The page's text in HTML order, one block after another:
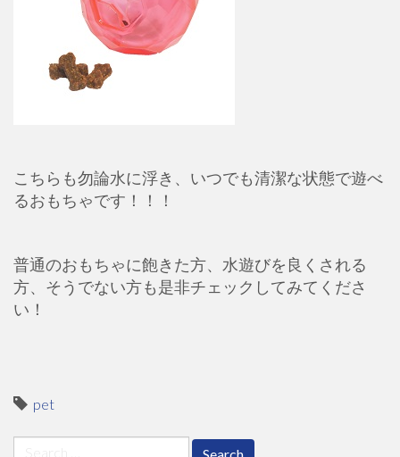
こちらも勿論水に浮き、いつでも清潔な状態で遊べ
るおもちゃです！！！
普通のおもちゃに飽きた方、水遊びを良くされる
方、そうでない方も是非チェックしてみてくださ
い！
pet